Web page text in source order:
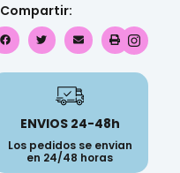
Compartir:
ENVIOS 24-48h
Los pedidos se envian
en 24/48 horas